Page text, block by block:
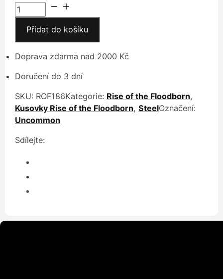
Lawrence,
Jealous
Manservant
množství
Přidat do košíku
Doprava zdarma nad 2000 Kč
Doručení do 3 dní
SKU: ROF186Kategorie: Rise of the Floodborn,
Kusovky Rise of the Floodborn, SteelOznačení:
Uncommon
Sdílejte: